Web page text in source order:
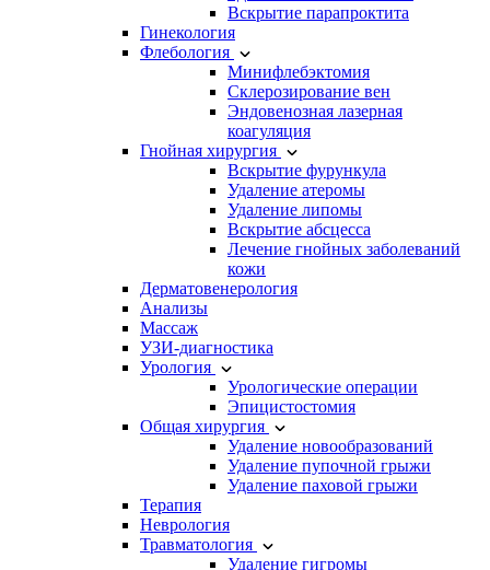
Вскрытие парапроктита
Гинекология
Флебология
Минифлебэктомия
Склерозирование вен
Эндовенозная лазерная
коагуляция
Гнойная хирургия
Вскрытие фурункула
Удаление атеромы
Удаление липомы
Вскрытие абсцесса
Лечение гнойных заболеваний
кожи
Дерматовенерология
Анализы
Массаж
УЗИ-диагностика
Урология
Урологические операции
Эпицистостомия
Общая хирургия
Удаление новообразований
Удаление пупочной грыжи
Удаление паховой грыжи
Терапия
Неврология
Травматология
Удаление гигромы